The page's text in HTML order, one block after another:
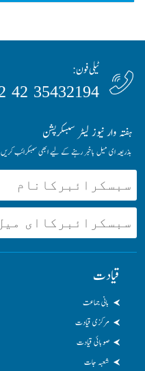
ٹیلی فون:
35432194 42 92+
ہفتہ وار نیوز لیٹر سبسکرپشن
بذریعہ ای میل باخبر رہنے کے لیے ابھی سبسکرائب کریں
قیادت
بانی جماعت
مرکزی قیادت
صوبائی قیادت
شعبہ جات